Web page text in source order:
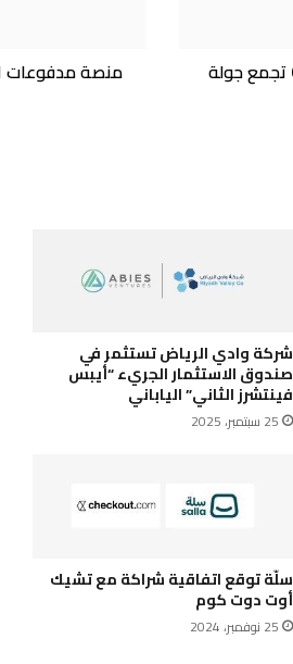
شركة تقنية الصحة النسائية Ovasave تجمع جولة
شركة وادي الرياض تستثمر في
صندوق الاستثمار الجريء “أيبس
فينتشرز الثاني” الياباني
25 سبتمبر، 2025
سلّة توقع اتفاقية شراكة مع تشيك
أوت دوت كوم
25 نوفمبر، 2024